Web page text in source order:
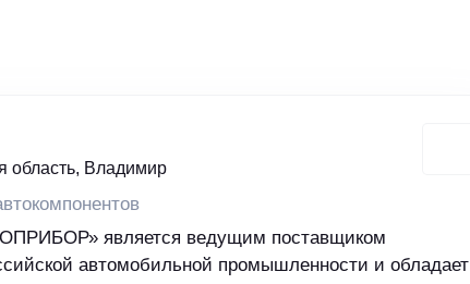
область, Владимир
является ведущим поставщиком
автомобильной промышленности и обладает